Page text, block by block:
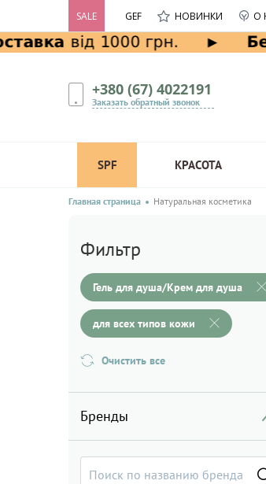
SALE GEF НОВИНКИ О
+380 (67) 4022191
Заказать обратный звонок
SPF КРАСОТА
Главная страница Натуральная косметика
Фильтр
Гель для душа/Крем для душа
для всех типов кожи
Очистить все
Бренды